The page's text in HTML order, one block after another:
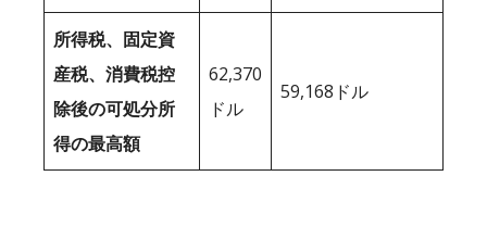
所得税、固定資
産税、消費税控
除後の可処分所
得の最高額
62,370
ドル
59,168ドル